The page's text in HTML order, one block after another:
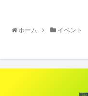
ホーム イベント